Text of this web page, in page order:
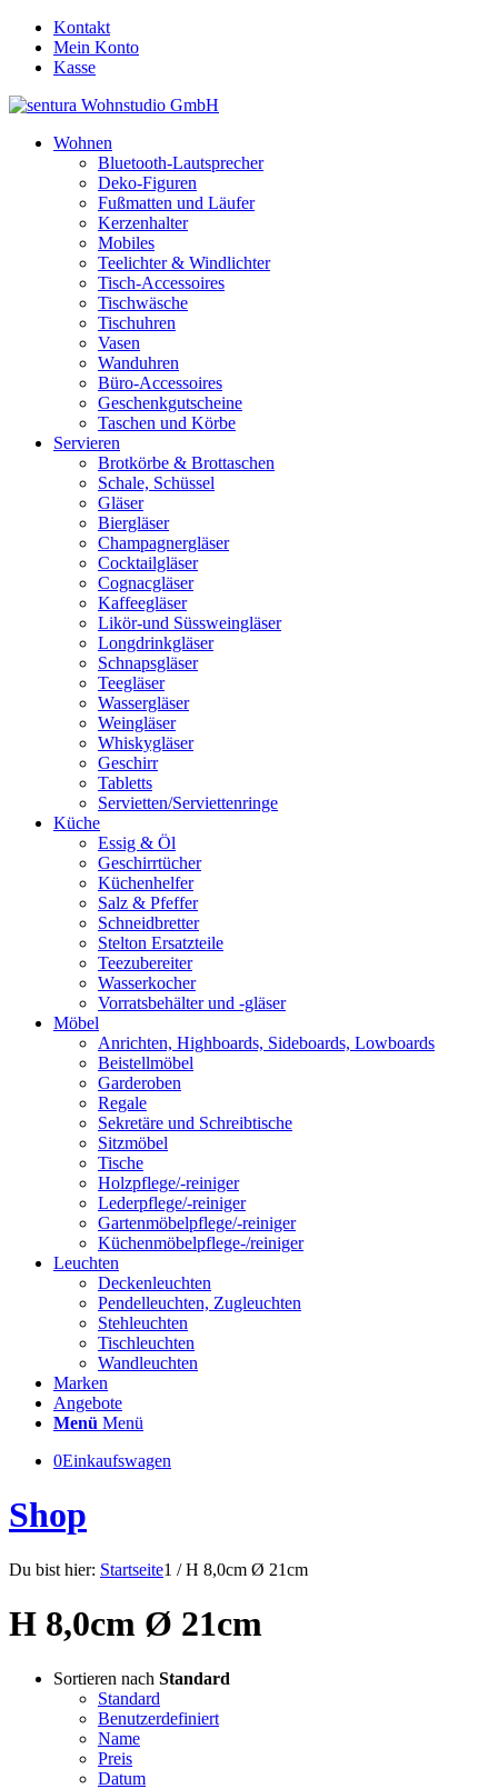
Kontakt
Mein Konto
Kasse
Wohnen
Bluetooth-Lautsprecher
Deko-Figuren
Fußmatten und Läufer
Kerzenhalter
Mobiles
Teelichter & Windlichter
Tisch-Accessoires
Tischwäsche
Tischuhren
Vasen
Wanduhren
Büro-Accessoires
Geschenkgutscheine
Taschen und Körbe
Servieren
Brotkörbe & Brottaschen
Schale, Schüssel
Gläser
Biergläser
Champagnergläser
Cocktailgläser
Cognacgläser
Kaffeegläser
Likör-und Süssweingläser
Longdrinkgläser
Schnapsgläser
Teegläser
Wassergläser
Weingläser
Whiskygläser
Geschirr
Tabletts
Servietten/Serviettenringe
Küche
Essig & Öl
Geschirrtücher
Küchenhelfer
Salz & Pfeffer
Schneidbretter
Stelton Ersatzteile
Teezubereiter
Wasserkocher
Vorratsbehälter und -gläser
Möbel
Anrichten, Highboards, Sideboards, Lowboards
Beistellmöbel
Garderoben
Regale
Sekretäre und Schreibtische
Sitzmöbel
Tische
Holzpflege/-reiniger
Lederpflege/-reiniger
Gartenmöbelpflege/-reiniger
Küchenmöbelpflege-/reiniger
Leuchten
Deckenleuchten
Pendelleuchten, Zugleuchten
Stehleuchten
Tischleuchten
Wandleuchten
Marken
Angebote
Menü Menü
0Einkaufswagen
Shop
Du bist hier: Startseite1 / H 8,0cm Ø 21cm
H 8,0cm Ø 21cm
Sortieren nach Standard
Standard
Benutzerdefiniert
Name
Preis
Datum